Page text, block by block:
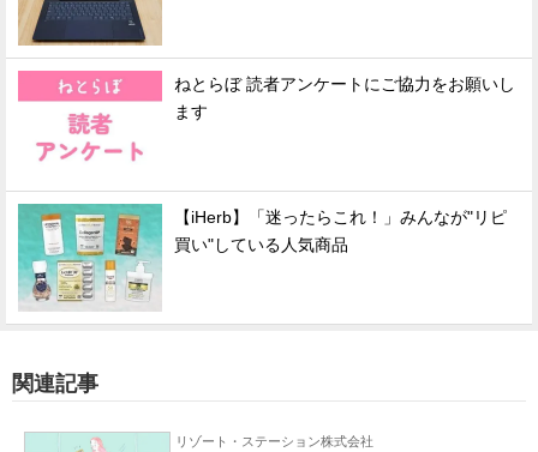
ねとらぼ 読者アンケートにご協力をお願いし
ます
【iHerb】「迷ったらこれ！」みんなが"リピ
買い"している人気商品
関連記事
リゾート・ステーション株式会社